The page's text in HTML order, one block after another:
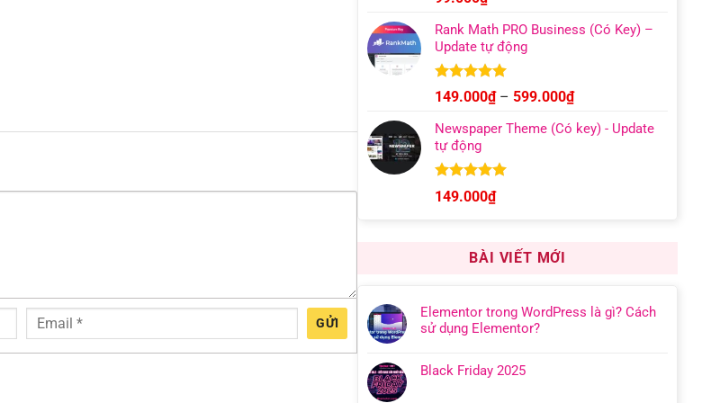
GỬI
hạng 4.95
5 sao
Rank Math PRO Business (Có Key) –
Update tự động
Được xếp
hạng 5.00
5 sao
149.000₫ – 599.000₫Khoảng
từ
Newspaper Theme (Có key) - Update
tự động
Được xếp
hạng4.92
149.000₫
BÀI VIẾT MỚI
Elementor trong WordPress là gì? Cách
sử dụng Elementor?
Black Friday 2025